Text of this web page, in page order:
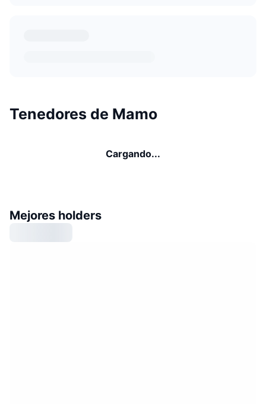
Tenedores de Mamo
Cargando...
Mejores holders